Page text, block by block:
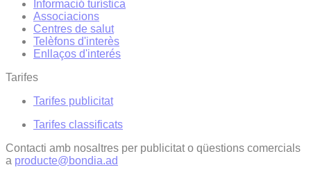
Informació turística
Associacions
Centres de salut
Telèfons d'interès
Enllaços d'interés
Tarifes
Tarifes publicitat
Tarifes classificats
Contacti amb nosaltres per publicitat o qüestions comercials
a producte@bondia.ad